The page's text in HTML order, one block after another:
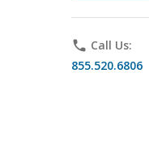
phone Call Us:
855.520.6806